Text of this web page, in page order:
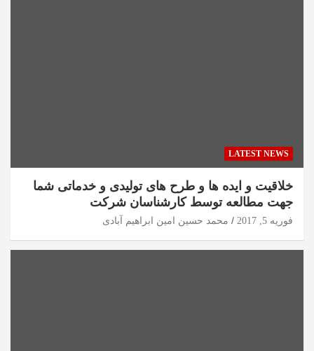
LATEST NEWS
خلاقیت و ایده ها و طرح های تولیدی و خدماتی شما
جهت مطالعه توسط کارشناسان شرکت
فوریه 5, 2017 محمد حسین امین ابراهیم آبادی